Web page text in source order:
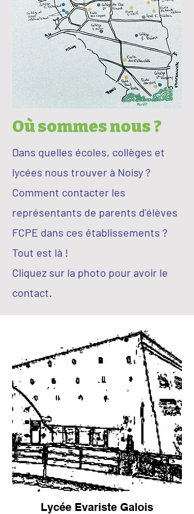
Où sommes nous ?
Dans quelles écoles, collèges et
lycées nous trouver à Noisy ?
Comment contacter les
représentants de parents d'élèves
FCPE dans ces établissements ?
Tout est là !
Cliquez sur la photo pour avoir le
contact.
Lycée Evariste Galois